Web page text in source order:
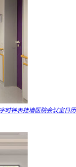
时钟表挂墙医院会议室日历